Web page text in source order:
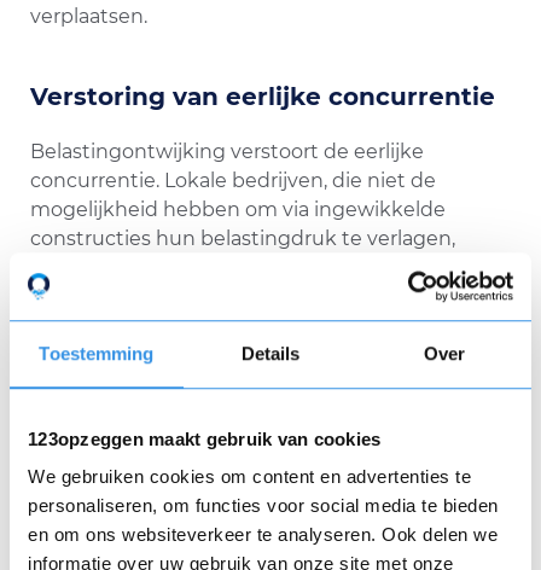
Toestemming Details Over
123opzeggen maakt gebruik van cookies
We gebruiken cookies om content en advertenties te
personaliseren, om functies voor social media te bieden
en om ons websiteverkeer te analyseren. Ook delen we
informatie over uw gebruik van onze site met onze
verplaatsen.
Verstoring van eerlijke concurrentie
Belastingontwijking verstoort de eerlijke
concurrentie. Lokale bedrijven, die niet de
mogelijkheid hebben om via ingewikkelde
constructies hun belastingdruk te verlagen,
worden benadeeld. Door deze praktijken van
belastingontwijking, kunnen bedrijven zoals
Netflix hogere winsten genereren, zonder eerlijk
bij te dragen aan de landen waarin ze actief zijn.